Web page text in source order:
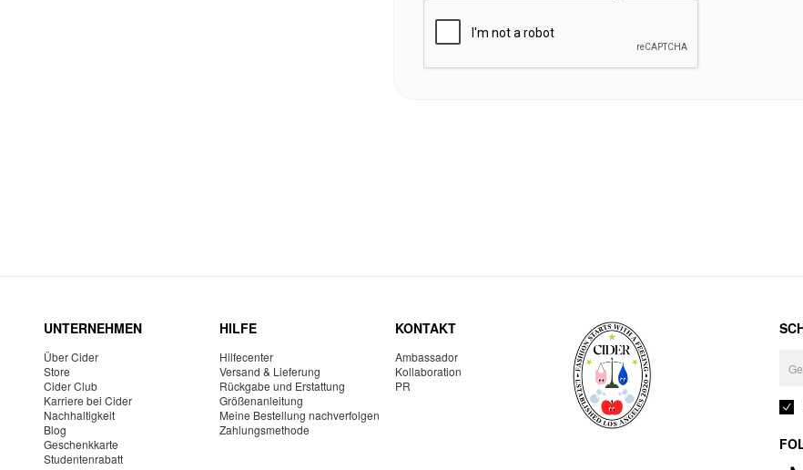
UNTERNEHMEN
Über Cider
Store
Cider Club
Karriere bei Cider
Nachhaltigkeit
Blog
Geschenkkarte
Studentenrabatt
HILFE
Hilfecenter
Versand & Lieferung
Rückgabe und Erstattung
Größenanleitung
Meine Bestellung nachverfolgen
Zahlungsmethode
KONTAKT
Ambassador
Kollaboration
PR